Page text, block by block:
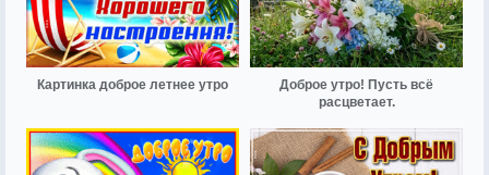
Картинка доброе летнее утро
Доброе утро! Пусть всё
расцветает.